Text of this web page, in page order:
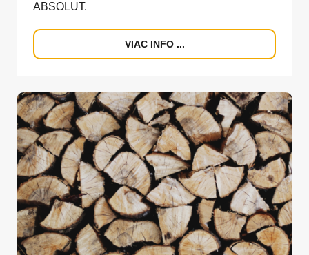
ABSOLUT.
VIAC INFO ...